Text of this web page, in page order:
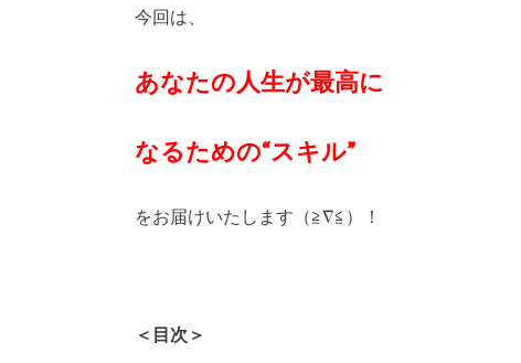
今回は、
あなたの人生が最高に
なるための“スキル”
をお届けいたします（≧∇≦）！
＜目次＞